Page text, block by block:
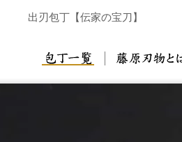
出刃包丁【伝家の宝刀】
包丁一覧